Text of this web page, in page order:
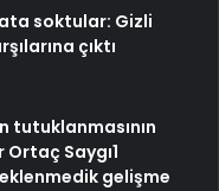
soktular: Gizli
çıktı
tutuklanmasının
Saygı1
gelişme